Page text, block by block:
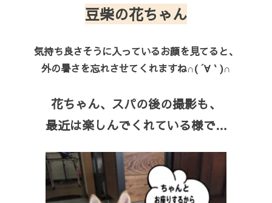
豆柴の花ちゃん
気持ち良さそうに入っているお顔を見てると、
外の暑さを忘れさせてくれますね∩( ´∀｀)∩
花ちゃん、スパの後の撮影も、
最近は楽しんでくれている様で…